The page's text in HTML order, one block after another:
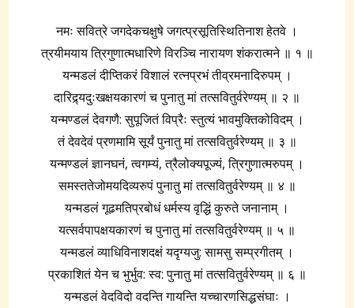
नमः सवित्रे जगदेकचक्षुषे जगत्प्रसूतिस्थितिनाश हेतवे ।
त्रयीमयाय त्रिगुणात्मधारिणे विरञ्चि नारायण शंकरात्मने ॥ १ ॥
यन्मडलं दीप्तिकरं विशालं रत्नप्रभं तीव्रमनादिरुपम् ।
दारिद्र्यदुःखक्षयकारणं च पुनातु मां तत्सवितुर्वरेण्यम् ॥ २ ॥
यन्मण्डलं देवगणै: सुपूजितं विप्रैः स्तुत्यं भावमुक्तिकोविदम् ।
तं देवदेवं प्रणमामि सूर्यं पुनातु मां तत्सवितुर्वरेण्यम् ॥ ३ ॥
यन्मण्डलं ज्ञानघनं, त्वगम्यं, त्रैलोक्यपूज्यं, त्रिगुणात्मरुपम् ।
समस्ततेजोमयदिव्यरुपं पुनातु मां तत्सवितुर्वरेण्यम् ॥ ४ ॥
यन्मडलं गूढमतिप्रबोधं धर्मस्य वृद्धिं कुरुते जनानाम् ।
यत्सर्वपापक्षयकारणं च पुनातु मां तत्सवितुर्वरेण्यम् ॥ ५ ॥
यन्मडलं व्याधिविनाशदक्षं यदृग्यजु: सामसु सम्प्रगीतम् ।
प्रकाशितं येन च भुर्भुव: स्व: पुनातु मां तत्सवितुर्वरेण्यम् ॥ ६ ॥
यन्मडलं वेदविदो वदन्ति गायन्ति यच्चारणसिद्धसंघाः ।